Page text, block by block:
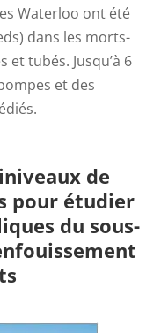
Waterloo ont été
dans les morts-
et tubés. Jusqu’à 6
et des
de
pour étudier
du sous-